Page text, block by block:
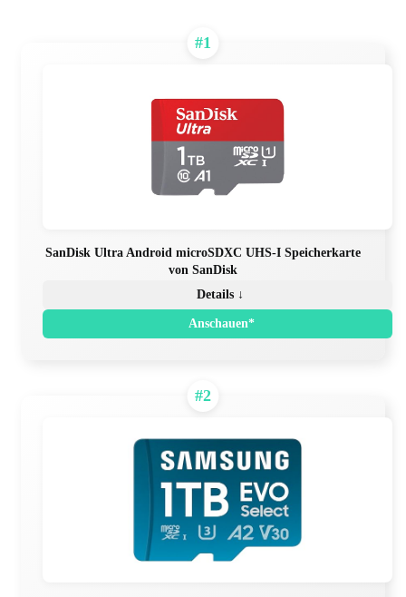
#1
SanDisk Ultra Android microSDXC UHS-I Speicherkarte
von SanDisk
Details ↓
Anschauen*
#2